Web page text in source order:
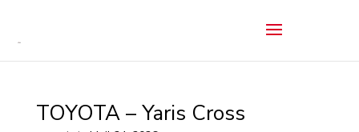
TOYOTA – Yaris Cross